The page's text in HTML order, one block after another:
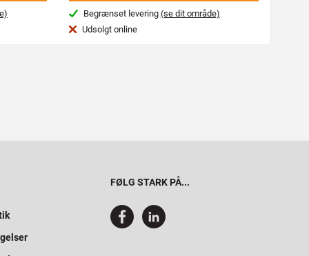
Begrænset levering (se dit område)
Udsolgt online
FØLG STARK PÅ...